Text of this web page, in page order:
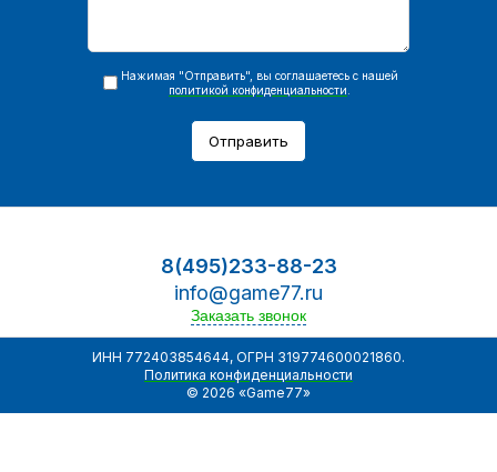
Нажимая "Отправить", вы соглашаетесь с нашей
политикой конфиденциальности
Отправить
8(495)233-88-23
info@game77.ru
Заказать звонок
ИНН 772403854644, ОГРН 319774600021860.
Политика конфиденциальности
© 2026 «Game77»